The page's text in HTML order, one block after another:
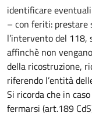
identificare
– con feriti: prestare
l’intervento del
affinchè non
della ricostruzione,
riferendo l’entità
Si ricorda che in
fermarsi (art.189